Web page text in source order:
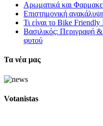
Αρωματικά και
Επιστημονική
Τι είναι το Bike Friendly
Βασιλικός: Περιγραφή
φυτού
Τα νέα μας
Votanistas